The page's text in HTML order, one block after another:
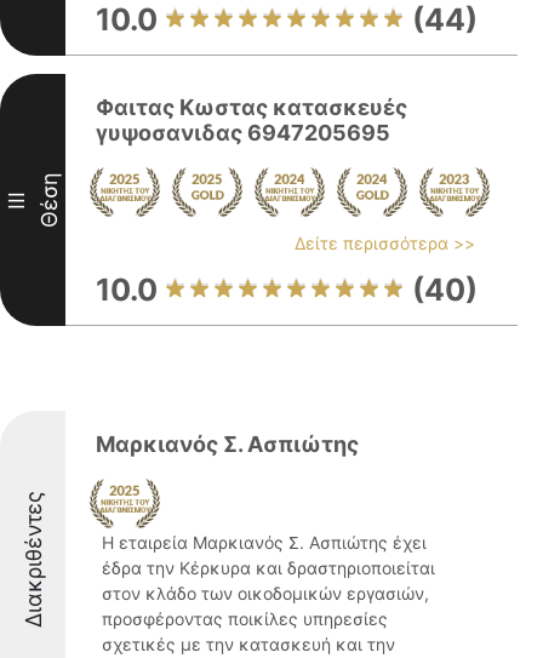
10.0 (44)
III Θέση
Φαιτας Κωστας κατασκευές
γυψοσανιδας 6947205695
Δείτε περισσότερα >>
10.0 (40)
Διακριθέντες
Μαρκιανός Σ. Ασπιώτης
Η εταιρεία Μαρκιανός Σ. Ασπιώτης έχει
έδρα την Κέρκυρα και δραστηριοποιείται
στον κλάδο των οικοδομικών εργασιών,
προσφέροντας ποικίλες υπηρεσίες
σχετικές με την κατασκευή και την